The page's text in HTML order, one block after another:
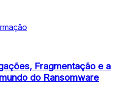
Fragmentação e a
do Ransomware